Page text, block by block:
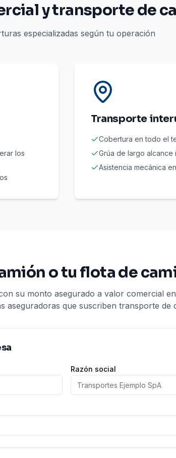
y transporte de
especializadas según tu operación
los
Transporte
Cobertura en todo el
Grúa de largo alcance
Asistencia mecánica
o tu flota de
su monto asegurado a valor comercial
aseguradoras que suscriben transporte de
Razón social